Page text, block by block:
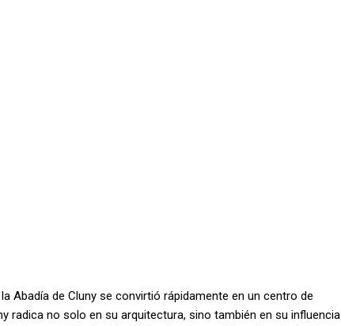
Abadía de Cluny se convirtió rápidamente en un centro de
radica no solo en su arquitectura, sino también en su influencia